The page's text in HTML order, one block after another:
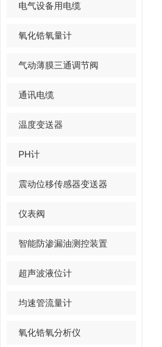
电气设备用电缆
氧化锆氧量计
气动薄膜三通调节阀
通讯电缆
温度变送器
PH计
震动位移传感器变送器
仪表阀
智能防渗漏油测控装置
超声波液位计
均速管流量计
氧化锆氧分析仪